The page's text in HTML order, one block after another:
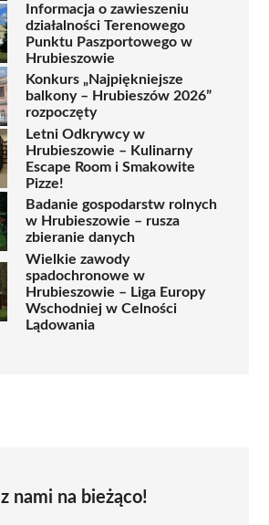
Informacja o zawieszeniu
działalności Terenowego
Punktu Paszportowego w
Hrubieszowie
Konkurs „Najpiękniejsze
balkony – Hrubieszów 2026”
rozpoczęty
Letni Odkrywcy w
Hrubieszowie – Kulinarny
Escape Room i Smakowite
Pizze!
Badanie gospodarstw rolnych
w Hrubieszowie – rusza
zbieranie danych
Wielkie zawody
spadochronowe w
Hrubieszowie – Liga Europy
Wschodniej w Celności
Lądowania
z nami na bieżąco!